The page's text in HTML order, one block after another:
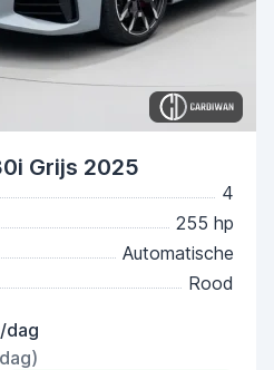
Grijs 2025
4
255 hp
Automatische
Rood
/dag